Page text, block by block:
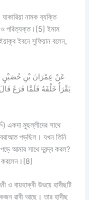
নামক ব্যক্তি
ও পরিত্যক্ত।[5] ইমাম
ইবনে সুফিয়ান বলেন,
يَقْرَأُ خَلْفَهُ فَلَمَّا فَرَغَ
পড়ছিল। যখন তিনি
আমার সাথে দ্বন্দ্ব করল?
করলেন।[8]
ও বায়হাক্বী উভয়ে হাদীছটি
রাবী আছে। তার হাদীছ